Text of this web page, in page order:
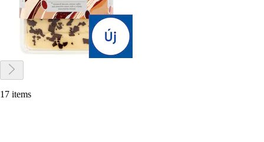
17 items